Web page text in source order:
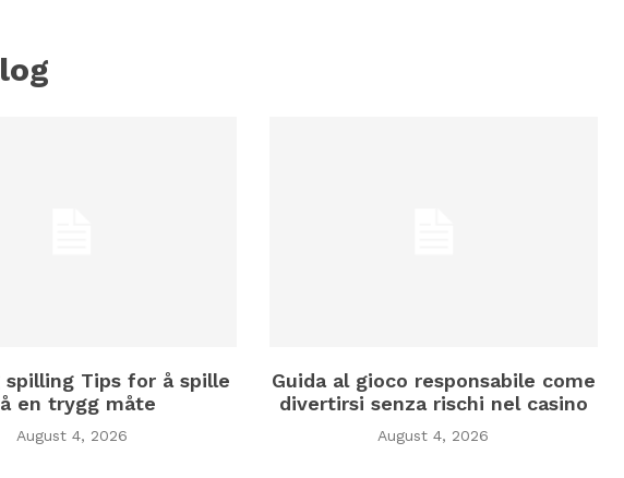
spilling Tips for å spille
en trygg måte
August 4, 2026
Guida al gioco responsabile come
divertirsi senza rischi nel casino
August 4, 2026